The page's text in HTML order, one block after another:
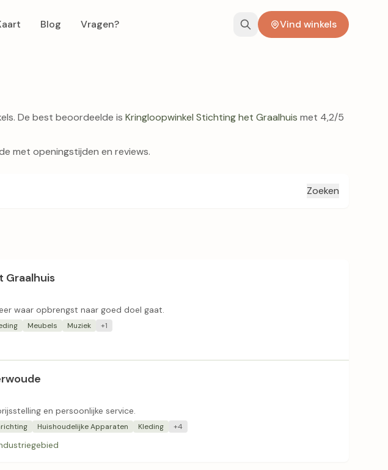
Blog Vragen? Vind winkels
De best beoordeelde is Kringloopwinkel Stichting het Graalhuis met 4,2/5
met openingstijden en reviews.
Zoeken
Graalhuis
waar opbrengst naar goed doel gaat.
Meubels Muziek +1
en persoonlijke service.
Huishoudelijke Apparaten Kleding +4